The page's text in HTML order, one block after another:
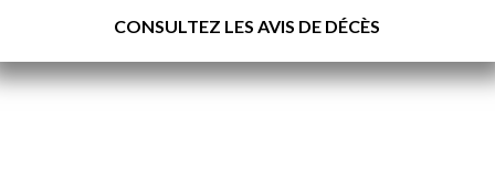
CONSULTEZ LES AVIS DE DÉCÈS